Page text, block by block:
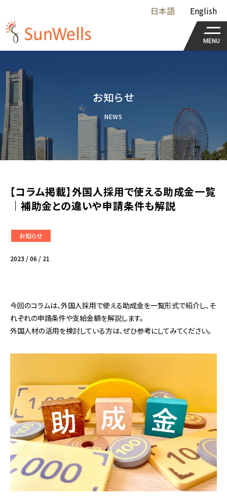
日本語 English
MENU
お知らせ
NEWS
【コラム掲載】外国人採用で使える助成金一覧
｜補助金との違いや申請条件も解説
お知らせ
2023 / 06 / 21
今回のコラムは、外国人採用で使える助成金を一覧形式で紹介し、そ
れぞれの申請条件や支給金額を解説します。
外国人材の活用を検討している方は、ぜひ参考にしてみてください。